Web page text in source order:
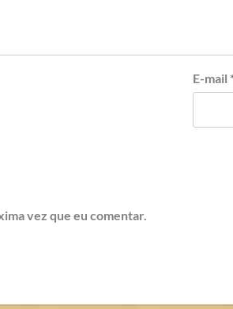
E-mail
vez que eu comentar.